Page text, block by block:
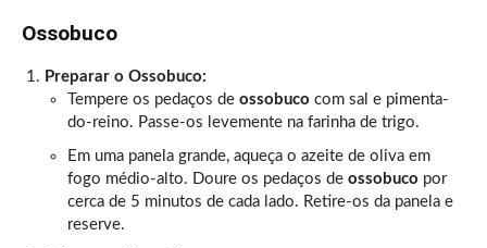
Ossobuco
Preparar o Ossobuco:
Tempere os pedaços de ossobuco com sal e pimenta-
do-reino. Passe-os levemente na farinha de trigo.
Em uma panela grande, aqueça o azeite de oliva em
fogo médio-alto. Doure os pedaços de ossobuco por
cerca de 5 minutos de cada lado. Retire-os da panela e
reserve.